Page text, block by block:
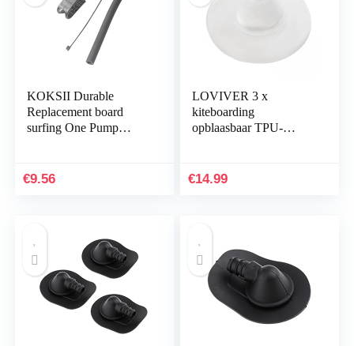
KOKSII Durable
Replacement board
surfing One Pump
and Clamp
€9.56
LOVIVER 3 x
kiteboarding
opblaasbaar TPU-
reparatie
€14.99